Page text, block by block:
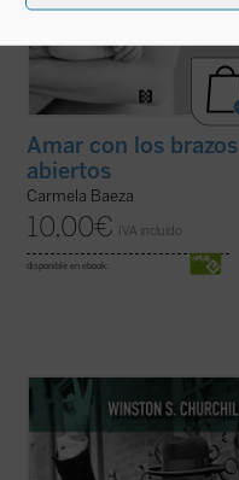
Amar con los brazos
abiertos
Carmela Baeza
10,00€ IVA incluido
disponible en ebook:
Este libro recoge dieciocho discursos
sobre Europa pronunciados por Churchill
una prosa pulcra y brillante, en los que se
pueden observar las principales
cuestiones e interrogantes que el